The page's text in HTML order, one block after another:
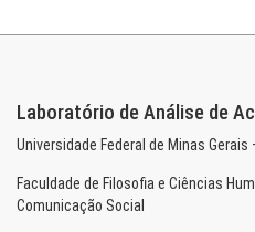
Laboratório de Análise de
Universidade Federal de Minas Gerais
Faculdade de Filosofia e Ciências
Comunicação Social